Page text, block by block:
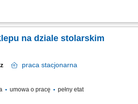
zleceń stolarskich (cięcie i obróbka płyt, blatów,
na dziale stolarskim
praca stacjonarna
umowa o pracę pełny etat